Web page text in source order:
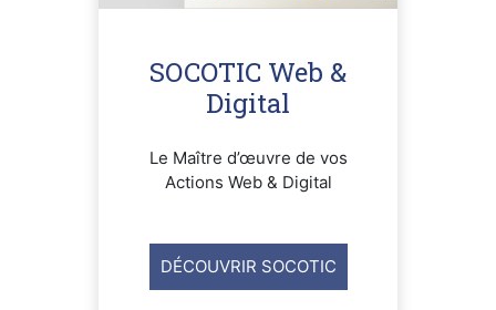
SOCOTIC Web &
Digital
Le Maître d’œuvre de vos
Actions Web & Digital
DÉCOUVRIR SOCOTIC